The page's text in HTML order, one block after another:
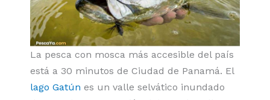
La pesca con mosca más accesible del país
está a 30 minutos de Ciudad de Panamá. El
lago Gatún es un valle selvático inundado